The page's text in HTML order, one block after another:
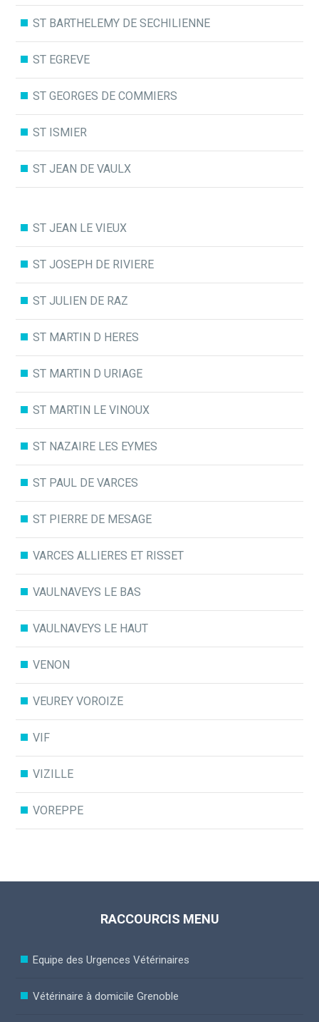
ST BARTHELEMY DE SECHILIENNE
ST EGREVE
ST GEORGES DE COMMIERS
ST ISMIER
ST JEAN DE VAULX
ST JEAN LE VIEUX
ST JOSEPH DE RIVIERE
ST JULIEN DE RAZ
ST MARTIN D HERES
ST MARTIN D URIAGE
ST MARTIN LE VINOUX
ST NAZAIRE LES EYMES
ST PAUL DE VARCES
ST PIERRE DE MESAGE
VARCES ALLIERES ET RISSET
VAULNAVEYS LE BAS
VAULNAVEYS LE HAUT
VENON
VEUREY VOROIZE
VIF
VIZILLE
VOREPPE
RACCOURCIS MENU
Equipe des Urgences Vétérinaires
Vétérinaire à domicile Grenoble